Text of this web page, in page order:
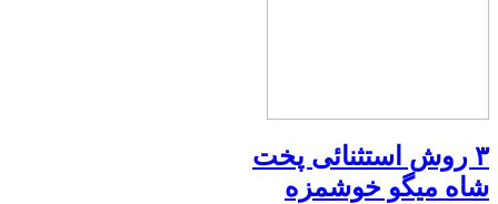
۳ روش استثنائی پخت
شاه میگو خوشمزه